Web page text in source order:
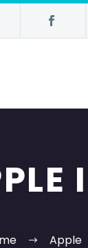
Apple